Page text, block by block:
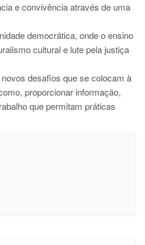
e convivência através de uma
democrática, onde o ensino
cultural e lute pela justiça
desafios que se colocam à
proporcionar informação,
que permitam práticas